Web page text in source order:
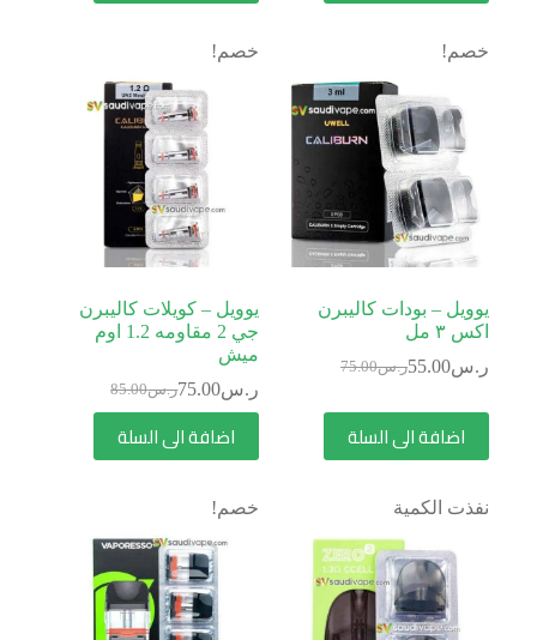
خصم!
يوويل – بودات كاليبرن
اكس ٣ مل
ر.س75.00 ر.س55.00
اضافة الى السلة
خصم!
يوويل – كويلات كاليبرن
جي 2 مقاومه 1.2 اوم
ميش
ر.س85.00 ر.س75.00
اضافة الى السلة
نفذت الكمية خصم!